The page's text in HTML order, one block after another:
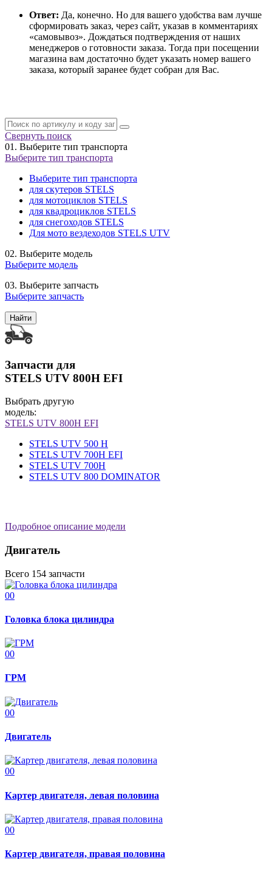
Ответ: Да, конечно. Но для вашего удобства вам лучше
сформировать заказ, через сайт, указав в комментариях
«самовывоз». Дождаться подтверждения от наших
менеджеров о готовности заказа. Тогда при посещении
магазина вам достаточно будет указать номер вашего
заказа, который заранее будет собран для Вас.
Свернуть поиск
01. Выберите тип транспорта
Выберите тип транспорта
Выберите тип транспорта
для скутеров STELS
для мотоциклов STELS
для квадроциклов STELS
для снегоходов STELS
Для мото вездеходов STELS UTV
02. Выберите модель
Выберите модель
03. Выберите запчасть
Выберите запчасть
Найти
Запчасти для
STELS UTV 800H EFI
Выбрать другую
модель:
STELS UTV 800H EFI
STELS UTV 500 H
STELS UTV 700H EFI
STELS UTV 700H
STELS UTV 800 DOMINATOR
Подробное описание модели
Двигатель
Всего 154 запчасти
00
Головка блока цилиндра
00
ГРМ
00
Двигатель
00
Картер двигателя, левая половина
00
Картер двигателя, правая половина